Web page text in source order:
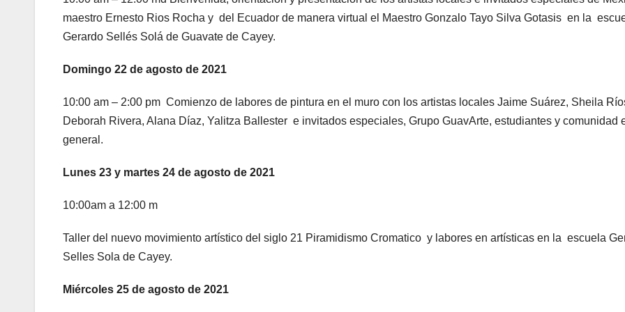
maestro Ernesto Rios Rocha y del Ecuador de manera virtual el Maestro Gonzalo Tayo Silva Gotasis en la
Gerardo Sellés Solá de Guavate de Cayey.
Domingo 22 de agosto de 2021
10:00 am – 2:00 pm Comienzo de labores de pintura en el muro con los artistas locales Jaime Suárez, Sheila
Deborah Rivera, Alana Díaz, Yalitza Ballester e invitados especiales, Grupo GuavArte, estudiantes y comunidad
general.
Lunes 23 y martes 24 de agosto de 2021
10:00am a 12:00 m
Taller del nuevo movimiento artístico del siglo 21 Piramidismo Cromatico y labores en artísticas en la escuela
Selles Sola de Cayey.
Miércoles 25 de agosto de 2021